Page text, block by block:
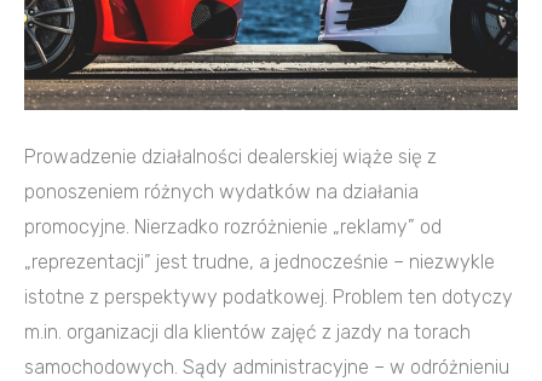
Prowadzenie działalności dealerskiej wiąże się z
ponoszeniem różnych wydatków na działania
promocyjne. Nierzadko rozróżnienie „reklamy” od
„reprezentacji” jest trudne, a jednocześnie – niezwykle
istotne z perspektywy podatkowej. Problem ten dotyczy
m.in. organizacji dla klientów zajęć z jazdy na torach
samochodowych. Sądy administracyjne – w odróżnieniu